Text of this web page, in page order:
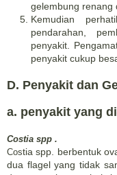
gelembung renang
Kemudian
pendarahan,
penyakit.
penyakit cukup
D. Penyakit dan
a. penyakit yang
Costia spp .
Costia spp. berbentuk
dua flagel yang tidak